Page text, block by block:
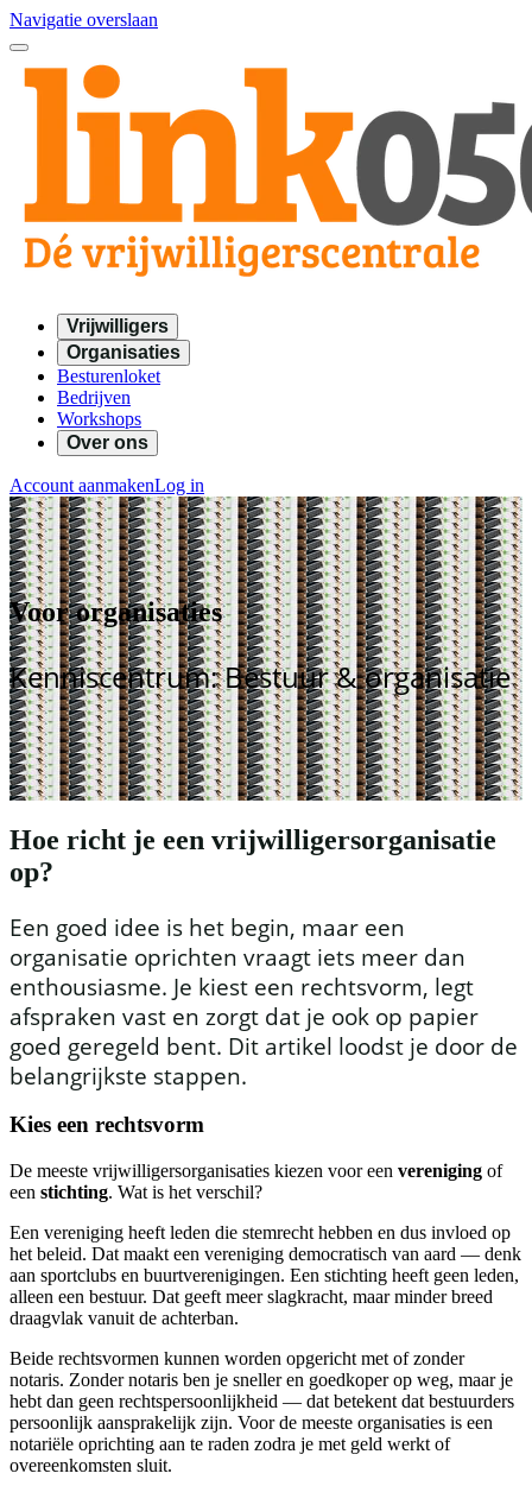
Navigatie overslaan
Vrijwilligers
Organisaties
Besturenloket
Bedrijven
Workshops
Over ons
Account aanmakenLog in
Voor organisaties
Kenniscentrum: Bestuur & organisatie
Hoe richt je een vrijwilligersorganisatie
op?
Een goed idee is het begin, maar een
organisatie oprichten vraagt iets meer dan
enthousiasme. Je kiest een rechtsvorm, legt
afspraken vast en zorgt dat je ook op papier
goed geregeld bent. Dit artikel loodst je door de
belangrijkste stappen.
Kies een rechtsvorm
De meeste vrijwilligersorganisaties kiezen voor een vereniging of
een stichting. Wat is het verschil?
Een vereniging heeft leden die stemrecht hebben en dus invloed op
het beleid. Dat maakt een vereniging democratisch van aard — denk
aan sportclubs en buurtverenigingen. Een stichting heeft geen leden,
alleen een bestuur. Dat geeft meer slagkracht, maar minder breed
draagvlak vanuit de achterban.
Beide rechtsvormen kunnen worden opgericht met of zonder
notaris. Zonder notaris ben je sneller en goedkoper op weg, maar je
hebt dan geen rechtspersoonlijkheid — dat betekent dat bestuurders
persoonlijk aansprakelijk zijn. Voor de meeste organisaties is een
notariële oprichting aan te raden zodra je met geld werkt of
overeenkomsten sluit.